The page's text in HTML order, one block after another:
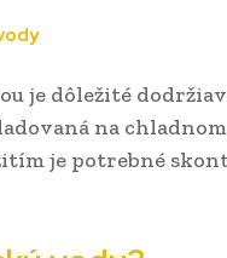
je dôležité
na
je potrebné